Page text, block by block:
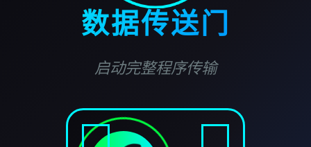
数据传送门
启动完整程序传输